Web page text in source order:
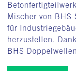
Mischer von
für
herzustellen.
BHS